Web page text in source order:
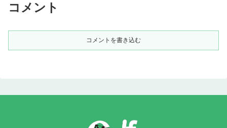
コメント
コメントを書き込む